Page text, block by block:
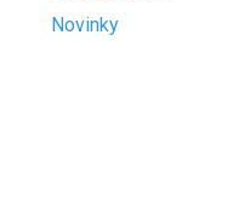
Novinky